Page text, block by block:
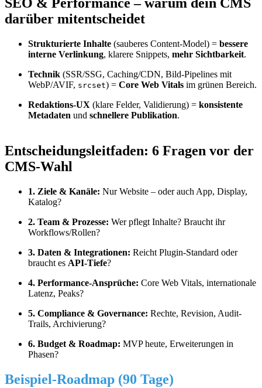
SEO & Performance – warum dein CMS
darüber mitentscheidet
Strukturierte Inhalte (sauberes Content-Model) = bessere
interne Verlinkung, klarere Snippets, mehr Sichtbarkeit.
Technik (SSR/SSG, Caching/CDN, Bild-Pipelines mit
WebP/AVIF, srcset) = Core Web Vitals im grünen Bereich.
Redaktions-UX (klare Felder, Validierung) = konsistente
Metadaten und schnellere Publikation.
Entscheidungsleitfaden: 6 Fragen vor der
CMS-Wahl
1. Ziele & Kanäle: Nur Website – oder auch App, Display,
Katalog?
2. Team & Prozesse: Wer pflegt Inhalte? Braucht ihr
Workflows/Rollen?
3. Daten & Integrationen: Reicht Plugin-Standard oder
braucht es API-Tiefe?
4. Performance-Ansprüche: Core Web Vitals, internationale
Latenz, Peaks?
5. Compliance & Governance: Rechte, Revision, Audit-
Trails, Archivierung?
6. Budget & Roadmap: MVP heute, Erweiterungen in
Phasen?
Beispiel-Roadmap (90 Tage)